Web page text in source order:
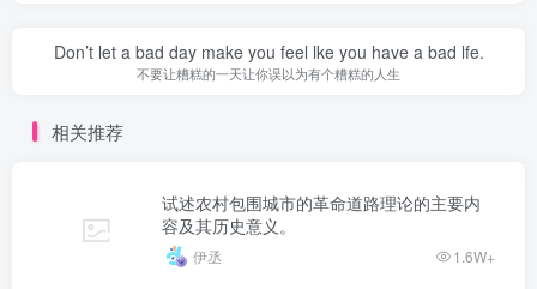
Don’t let a bad day make you feel lke you have a bad lfe.
不要让糟糕的一天让你误以为有个糟糕的人生
相关推荐
试述农村包围城市的革命道路理论的主要内
容及其历史意义。
伊丞 1.6W+